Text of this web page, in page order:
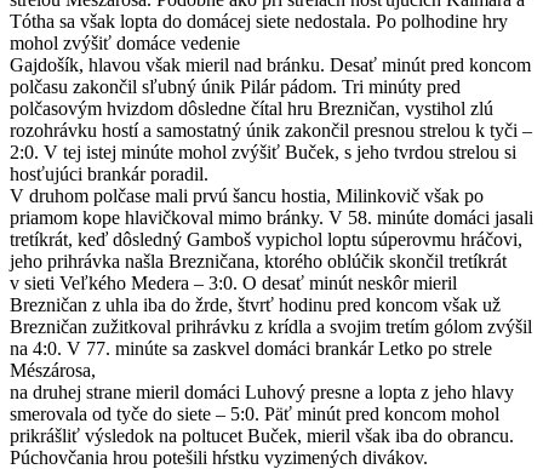
Tótha sa však lopta do domácej siete nedostala. Po polhodine hry
mohol zvýšiť domáce vedenie
Gajdošík, hlavou však mieril nad bránku. Desať minút pred koncom
polčasu zakončil sľubný únik Pilár pádom. Tri minúty pred
polčasovým hvizdom dôsledne čítal hru Brezničan, vystihol zlú
rozohrávku hostí a samostatný únik zakončil presnou strelou k tyči –
2:0. V tej istej minúte mohol zvýšiť Buček, s jeho tvrdou strelou si
hosťujúci brankár poradil.
V druhom polčase mali prvú šancu hostia, Milinkovič však po
priamom kope hlavičkoval mimo bránky. V 58. minúte domáci jasali
tretíkrát, keď dôsledný Gamboš vypichol loptu súperovmu hráčovi,
jeho prihrávka našla Brezničana, ktorého oblúčik skončil tretíkrát
v sieti Veľkého Medera – 3:0. O desať minút neskôr mieril
Brezničan z uhla iba do žrde, štvrť hodinu pred koncom však už
Brezničan zužitkoval prihrávku z krídla a svojim tretím gólom zvýšil
na 4:0. V 77. minúte sa zaskvel domáci brankár Letko po strele
Mészárosa,
na druhej strane mieril domáci Luhový presne a lopta z jeho hlavy
smerovala od tyče do siete – 5:0. Päť minút pred koncom mohol
prikrášliť výsledok na poltucet Buček, mieril však iba do obrancu.
Púchovčania hrou potešili hŕstku vyzimených divákov.